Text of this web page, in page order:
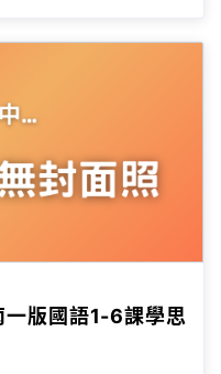
版國語1-6課學思